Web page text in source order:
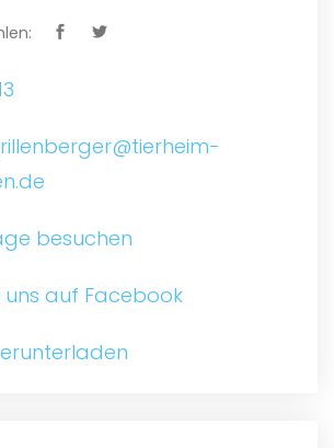
besuchen
uns auf Facebook